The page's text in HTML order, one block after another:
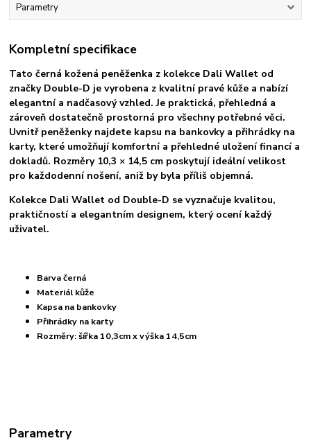
Parametry
Kompletní specifikace
Tato černá kožená peněženka z kolekce Dali Wallet od
značky Double-D je vyrobena z kvalitní pravé kůže a nabízí
elegantní a nadčasový vzhled. Je praktická, přehledná a
zároveň dostatečně prostorná pro všechny potřebné věci.
Uvnitř peněženky najdete kapsu na bankovky a přihrádky na
karty, které umožňují komfortní a přehledné uložení financí a
dokladů. Rozměry 10,3 × 14,5 cm poskytují ideální velikost
pro každodenní nošení, aniž by byla příliš objemná.
Kolekce Dali Wallet od Double-D se vyznačuje kvalitou,
praktičností a elegantním designem, který ocení každý
uživatel.
Barva černá
Materiál kůže
Kapsa na bankovky
Přihrádky na karty
Rozměry: šířka 10,3cm x výška 14,5cm
Parametry